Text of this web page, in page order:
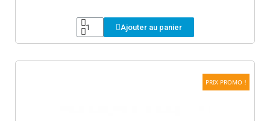
papier toilette sont compatibles avec une large gamme de
distributeurs, facilitant ainsi leur intégration dans vos
installations.
différents formats d'emballage, permettant une gestion
efficace des stocks et une réduction des déchets
Ajouter au panier
PRIX PROMO !